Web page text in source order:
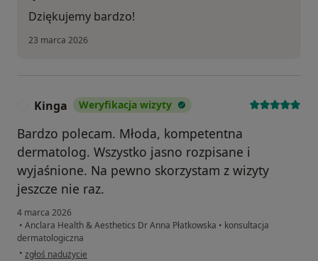
Dziękujemy bardzo!
23 marca 2026
Kinga Weryfikacja wizyty
Bardzo polecam. Młoda, kompetentna
dermatolog. Wszystko jasno rozpisane i
wyjaśnione. Na pewno skorzystam z wizyty
jeszcze nie raz.
4 marca 2026
• Anclara Health & Aesthetics Dr Anna Płatkowska • konsultacja
dermatologiczna
• w opinii użytkownika Kinga
zgłoś nadużycie